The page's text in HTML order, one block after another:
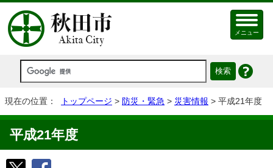
メニュー
現在の位置： トップページ > 防災・緊急 > 災害情報 > 平成21年度
平成21年度